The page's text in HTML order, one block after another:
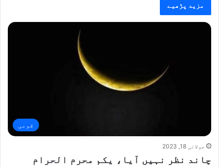
مزید پڑھیے
قومی
جولائی 18, 2023
چاند نظر نہیں آیا، یکم محرم الحرام